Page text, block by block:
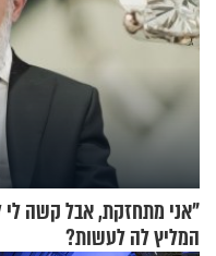
"אני מתחזקת, אבל קשה לי
המליץ לה לעשות?